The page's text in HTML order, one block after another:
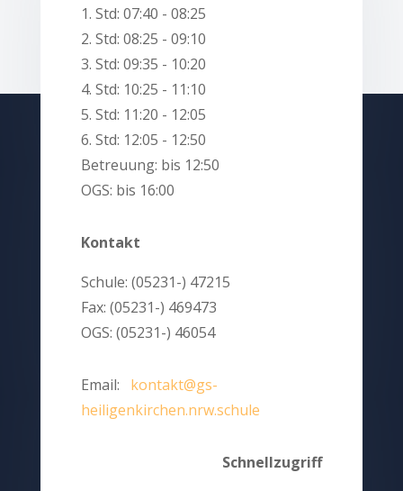
1. Std: 07:40 - 08:25
2. Std: 08:25 - 09:10
3. Std: 09:35 - 10:20
4. Std: 10:25 - 11:10
5. Std: 11:20 - 12:05
6. Std: 12:05 - 12:50
Betreuung: bis 12:50
OGS: bis 16:00
Kontakt
Schule: (05231-) 47215
Fax: (05231-) 469473
OGS: (05231-) 46054
Email: kontakt@gs-
heiligenkirchen.nrw.schule
Schnellzugriff